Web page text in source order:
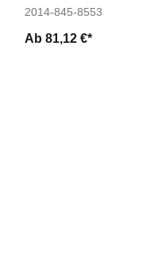
2014-845-8553
Ab 81,12 €*